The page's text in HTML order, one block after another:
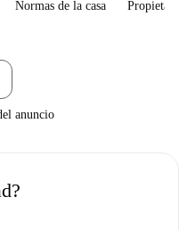
Normas de la casa
anuncio